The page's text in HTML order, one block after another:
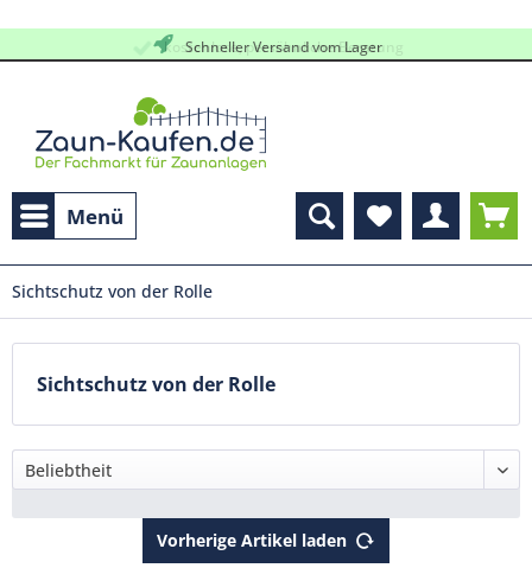
Schneller Versand vom Lager
kostenlose, persöhnliche Beratung
Menü
Sichtschutz von der Rolle
Sichtschutz von der Rolle
Vorherige Artikel laden